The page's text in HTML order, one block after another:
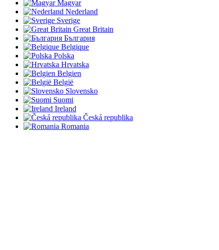
Magyar
Nederland
Sverige
Great Britain
България
Belgique
Polska
Hrvatska
Belgien
België
Slovensko
Suomi
Ireland
Česká republika
Romania